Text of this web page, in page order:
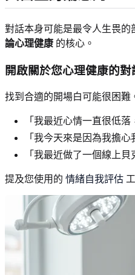
對話本身可能是最令人生畏
論心理健康 的核心。
開啟關於您心理健康的對
找到合適的開場白可能很困難
「我最近心情一直很低落
「我今天來是因為我擔心
「我最近做了一個線上
提及您使用的 情緒自我評估